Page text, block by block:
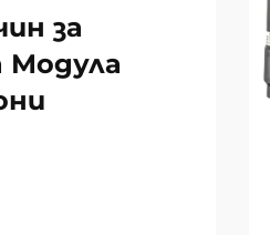
за
Модула